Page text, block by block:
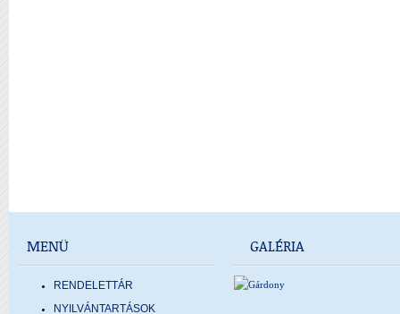
MENÜ
RENDELETTÁR
NYILVÁNTARTÁSOK
GALÉRIA